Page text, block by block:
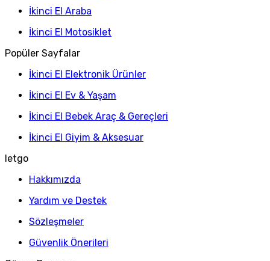
İkinci El Araba
İkinci El Motosiklet
Popüler Sayfalar
İkinci El Elektronik Ürünler
İkinci El Ev & Yaşam
İkinci El Bebek Araç & Gereçleri
İkinci El Giyim & Aksesuar
letgo
Hakkımızda
Yardım ve Destek
Sözleşmeler
Güvenlik Önerileri